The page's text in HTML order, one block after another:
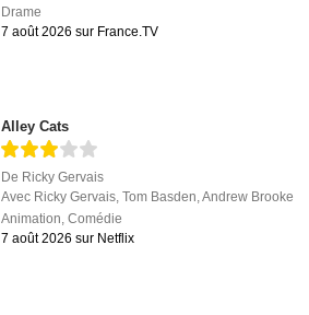
Drame
7 août 2026 sur France.TV
Alley Cats
De Ricky Gervais
Avec Ricky Gervais ,Tom Basden ,Andrew Brooke
Animation ,Comédie
7 août 2026 sur Netflix